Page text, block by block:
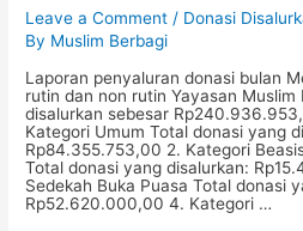
Leave a Comment / Donasi
By Muslim Berbagi
Laporan penyaluran donasi bulan
rutin dan non rutin Yayasan
disalurkan sebesar
Kategori Umum Total donasi yang
Rp84.355.753,00 2. Kategori
Total donasi yang disalurkan:
Sedekah Buka Puasa Total donasi
Rp52.620.000,00 4. Kategori …